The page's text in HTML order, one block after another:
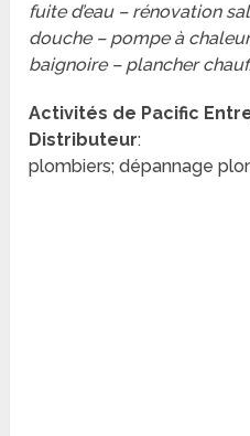
fuite d’eau – rénovation
douche – pompe à
baignoire – plancher
Activités de Pacific
Distributeur:
plombiers; dépannage